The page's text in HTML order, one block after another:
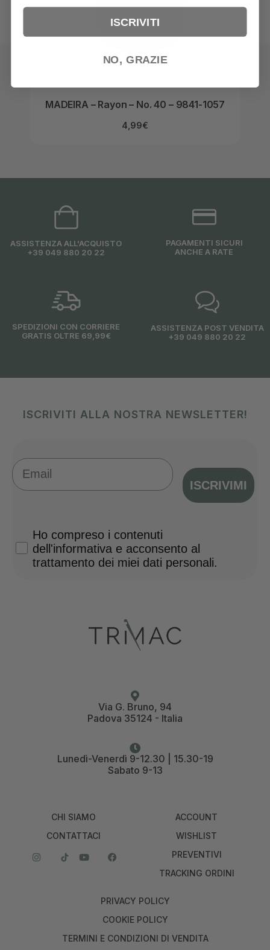
MADEIRA – Rayon – No. 40 – 9841-1057
4,99€
ASSISTENZA ALL'ACQUISTO
+39 049 880 20 22
PAGAMENTI SICURI
ANCHE A RATE
SPEDIZIONI CON CORRIERE
GRATIS OLTRE 69,99€
ASSISTENZA POST VENDITA
+39 049 880 20 22
ISCRIVITI ALLA NOSTRA NEWSLETTER!
Email
ISCRIVIMI
Privacy Policy
Ho compreso i contenuti
dell'informativa e acconsento al
trattamento dei miei dati personali.
Via G. Bruno, 94
Padova 35124 - Italia
Lunedì-Venerdì 9-12.30 | 15.30-19
Sabato 9-13
CHI SIAMO
CONTATTACI
ACCOUNT
WISHLIST
PREVENTIVI
TRACKING ORDINI
PRIVACY POLICY
COOKIE POLICY
TERMINI E CONDIZIONI DI VENDITA
ISCRIVITI
NO, GRAZIE